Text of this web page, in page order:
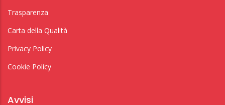
Trasparenza
Carta della Qualità
Privacy Policy
Cookie Policy
Avvisi